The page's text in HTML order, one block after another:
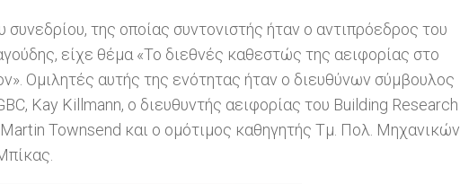
της οποίας συντονιστής ήταν ο αντιπρόεδρος του
είχε θέμα «Το διεθνές καθεστώς της αειφορίας στο
Ομιλητές αυτής της ενότητας ήταν ο διευθύνων σύμβουλος
Kay Killmann, ο διευθυντής αειφορίας του Building Research
Townsend και ο ομότιμος καθηγητής Τμ. Πολ. Μηχανικών